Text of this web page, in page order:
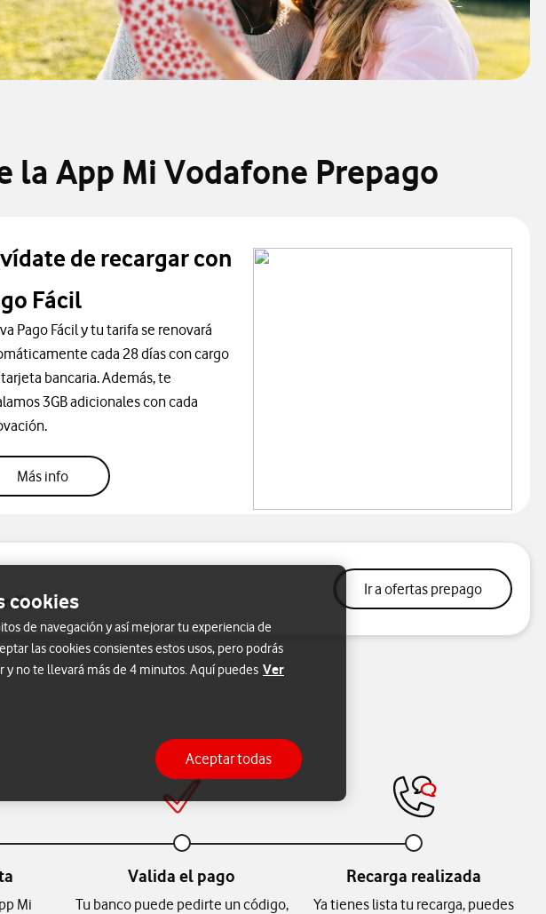
App Mi Vodafone Prepago
de recargar con
Fácil
Pago Fácil y tu tarifa se renovará
cada 28 días con cargo
bancaria. Además, te
3GB adicionales con cada
Más infoMás info
límites
Ir a ofertas prepagoLo quiero
Mi
Valida el pago
Tu banco puede pedirte un código,
Recarga realizada
Ya tienes lista tu recarga, puedes
cookies
de navegación y así mejorar tu experiencia de
las cookies consientes estos usos, pero podrás
no te llevará más de 4 minutos. Aquí puedes Ver
Aceptar todas